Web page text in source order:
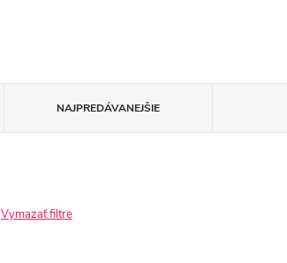
NAJPREDÁVANEJŠIE
Vymazať filtre